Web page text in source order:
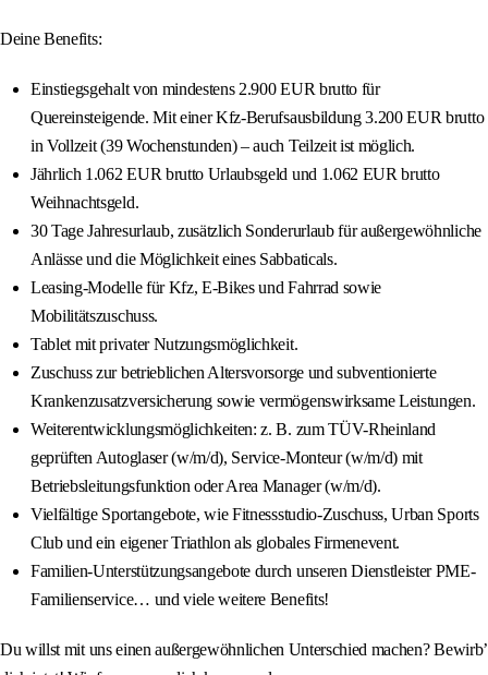
Deine Benefits:
Einstiegsgehalt von mindestens 2.900 EUR brutto für
Quereinsteigende. Mit einer Kfz-Berufsausbildung 3.200 EUR brutto
in Vollzeit (39 Wochenstunden) – auch Teilzeit ist möglich.
Jährlich 1.062 EUR brutto Urlaubsgeld und 1.062 EUR brutto
Weihnachtsgeld.
30 Tage Jahresurlaub, zusätzlich Sonderurlaub für außergewöhnliche
Anlässe und die Möglichkeit eines Sabbaticals.
Leasing-Modelle für Kfz, E-Bikes und Fahrrad sowie
Mobilitätszuschuss.
Tablet mit privater Nutzungsmöglichkeit.
Zuschuss zur betrieblichen Altersvorsorge und subventionierte
Krankenzusatzversicherung sowie vermögenswirksame Leistungen.
Weiterentwicklungsmöglichkeiten: z. B. zum TÜV-Rheinland
geprüften Autoglaser (w/m/d), Service-Monteur (w/m/d) mit
Betriebsleitungsfunktion oder Area Manager (w/m/d).
Vielfältige Sportangebote, wie Fitnessstudio-Zuschuss, Urban Sports
Club und ein eigener Triathlon als globales Firmenevent.
Familien-Unterstützungsangebote durch unseren Dienstleister PME-
Familienservice… und viele weitere Benefits!
Du willst mit uns einen außergewöhnlichen Unterschied machen? Bewirb’